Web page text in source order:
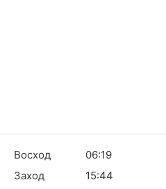
Восход
06:19
Заход
15:44